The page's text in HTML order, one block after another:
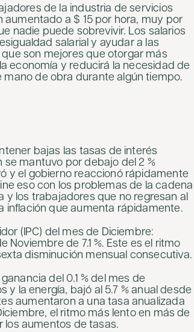
de la industria de servicios
aumentado a $ 15 por hora, muy por
nadie puede sobrevivir. Los salarios
salarial y ayudar a las
son mejores que otorgar más
economía y reducirá la necesidad de
de obra durante algún tiempo.
bajas las tasas de interés
se mantuvo por debajo del 2 %
y el gobierno reaccionó rápidamente
eso con los problemas de la cadena
y los trabajadores que no regresan al
inflación que aumenta rápidamente.
(IPC) del mes de Diciembre:
de 7.1 %. Este es el ritmo
disminución mensual consecutiva.
del 0.1 % del mes de
y la energía, bajó al 5.7 % anual desde
aumentaron a una tasa anualizada
el ritmo más lento en más de
los aumentos de tasas.